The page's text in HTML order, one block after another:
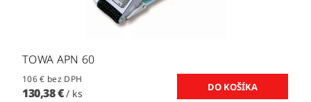
TOWA APN 60
106 € bez DPH
130,38 €/ ks